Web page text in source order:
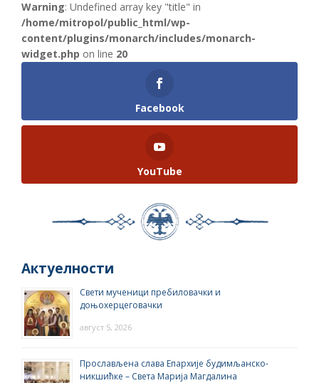
Warning: Undefined array key "title" in
/home/mitropol/public_html/wp-
content/plugins/monarch/includes/monarch-
widget.php on line 20
Facebook
YouTube
Актуелности
Свети мученици пребиловачки и
доњохерцеговачки
август 5, 2026
Прослављена слава Епархије будимљанско-
никшићке – Света Марија Магдалина